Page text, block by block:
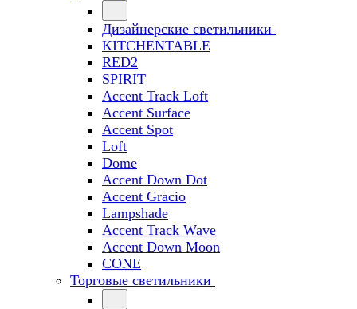
Дизайнерские светильники
KITCHENTABLE
RED2
SPIRIT
Accent Track Loft
Accent Surface
Accent Spot
Loft
Dome
Accent Down Dot
Accent Gracio
Lampshade
Accent Track Wave
Accent Down Moon
CONE
Торговые светильники